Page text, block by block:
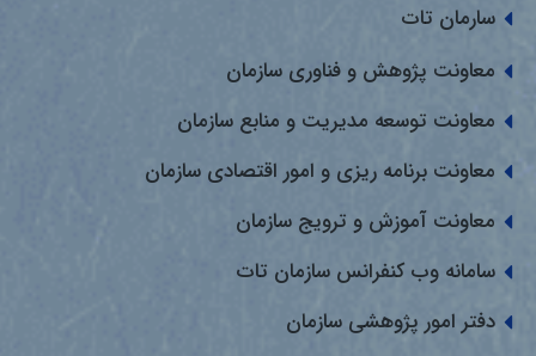
سارمان تات
معاونت پژوهش و فناوری سازمان
معاونت توسعه مدیریت و منابع سازمان
معاونت برنامه ریزی و امور اقتصادی سازمان
معاونت آموزش و ترویج سازمان
سامانه وب کنفرانس سازمان تات
دفتر امور پژوهشی سازمان